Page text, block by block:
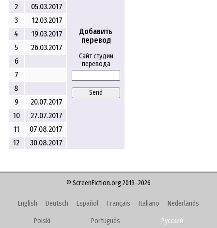
Добавить
перевод
Сайт студии
перевода
Send
2
05.03.2017
3
12.03.2017
4
19.03.2017
5
26.03.2017
6
7
8
9
20.07.2017
10
27.07.2017
11
07.08.2017
12
30.08.2017
© ScreenFiction.org 2019–2026
English Deutsch Español Français Italiano Nederlands
Polski Português Русский